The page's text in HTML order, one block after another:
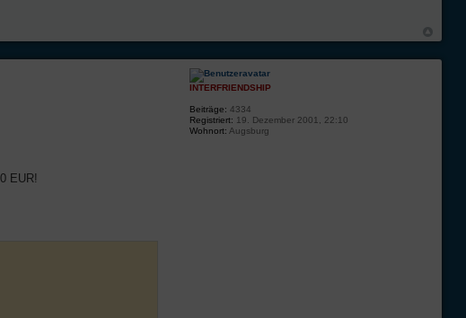
EUR!
INTERFRIENDSHIP
Beiträge: 4334
Registriert: 19. Dezember 2001, 22:10
Wohnort: Augsburg